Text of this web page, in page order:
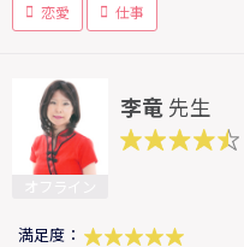
恋愛 仕事
李竜 先生
満足度：